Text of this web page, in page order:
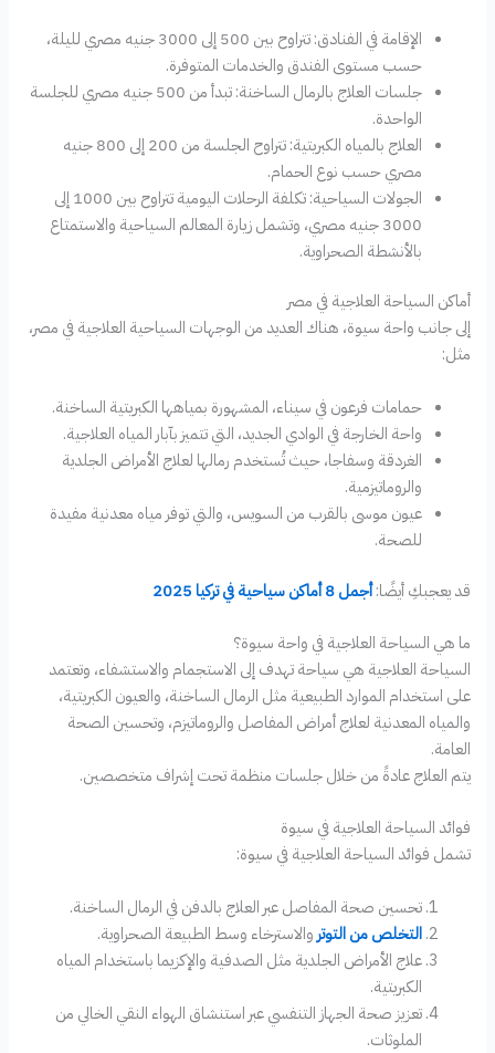
الإقامة في الفنادق: تتراوح بين 500 إلى 3000 جنيه مصري لليلة،
حسب مستوى الفندق والخدمات المتوفرة.
جلسات العلاج بالرمال الساخنة: تبدأ من 500 جنيه مصري للجلسة
الواحدة.
العلاج بالمياه الكبريتية: تتراوح الجلسة من 200 إلى 800 جنيه
مصري حسب نوع الحمام.
الجولات السياحية: تكلفة الرحلات اليومية تتراوح بين 1000 إلى
3000 جنيه مصري، وتشمل زيارة المعالم السياحية والاستمتاع
بالأنشطة الصحراوية.
أماكن السياحة العلاجية في مصر
إلى جانب واحة سيوة، هناك العديد من الوجهات السياحية العلاجية في مصر،
مثل:
حمامات فرعون في سيناء، المشهورة بمياهها الكبريتية الساخنة.
واحة الخارجة في الوادي الجديد، التي تتميز بآبار المياه العلاجية.
الغردقة وسفاجا، حيث تُستخدم رمالها لعلاج الأمراض الجلدية
والروماتيزمية.
عيون موسى بالقرب من السويس، والتي توفر مياه معدنية مفيدة
للصحة.
قد يعجبكِ أيضًا:أجمل 8 أماكن سياحية في تركيا 2025
ما هي السياحة العلاجية في واحة سيوة؟
السياحة العلاجية هي سياحة تهدف إلى الاستجمام والاستشفاء، وتعتمد
على استخدام الموارد الطبيعية مثل الرمال الساخنة، والعيون الكبريتية،
والمياه المعدنية لعلاج أمراض المفاصل والروماتيزم، وتحسين الصحة
العامة.
يتم العلاج عادةً من خلال جلسات منظمة تحت إشراف متخصصين.
فوائد السياحة العلاجية في سيوة
تشمل فوائد السياحة العلاجية في سيوة:
تحسين صحة المفاصل عبر العلاج بالدفن في الرمال الساخنة.
التخلص من التوتر والاسترخاء وسط الطبيعة الصحراوية.
علاج الأمراض الجلدية مثل الصدفية والإكزيما باستخدام المياه
الكبريتية.
تعزيز صحة الجهاز التنفسي عبر استنشاق الهواء النقي الخالي من
الملوثات.